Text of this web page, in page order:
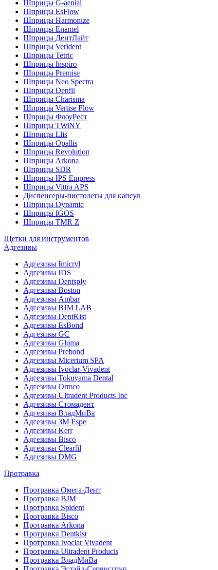
Шприцы G-aenial
Шприцы EsFlow
Шприцы Harmonize
Шприцы Enamel
Шприцы ДентЛайт
Шприцы Verident
Шприцы Tetric
Шприцы Inspiro
Шприцы Premise
Шприцы Neo Spectra
Шприцы Denfil
Шприцы Charisma
Шприцы Vertise Flow
Шприцы ФлоуРест
Шприцы TWiNY
Шприцы Llis
Шприцы Opallis
Шприцы Revolution
Шприцы Arkona
Шприцы SDR
Шприцы IPS Empress
Шприцы Vittra APS
Диспенсеры-пистолеты для капсул
Шприцы Dynamic
Шприцы IGOS
Шприцы TMR Z
Щетки для инструментов
Адгезивы
Адгезивы Imicryl
Адгезивы IDS
Адгезивы Dentsply
Адгезивы Boston
Адгезивы Ambar
Адгезивы BJM LAB
Адгезивы DentKist
Адгезивы EsBond
Адгезивы GC
Адгезивы Gluma
Адгезивы Prebond
Адгезивы Micerium SPA
Адгезивы Ivoclar-Vivadent
Адгезивы Tokuyama Dental
Адгезивы Ormco
Адгезивы Ultradent Products Inc
Адгезивы Стомадент
Адгезивы ВладМиВа
Адгезивы 3M Espe
Адгезивы Kerr
Адгезивы Bisco
Адгезивы Clearfil
Адгезивы DMG
Протравка
Протравка Омега-Дент
Протравка BJM
Протравка Spident
Протравка Bisco
Протравка Arkona
Протравка Dentkist
Протравка Ivoclar Vivadent
Протравка Ultradent Products
Протравка ВладМиВа